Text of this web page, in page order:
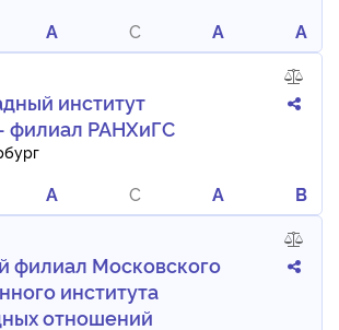
A C A
A
институт
филиал РАНХиГС
A C A
B
филиал Московского
института
отношений